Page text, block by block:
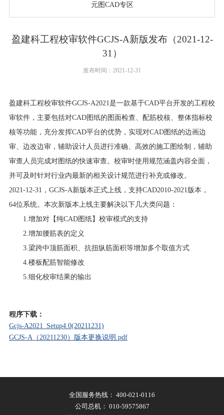
元图CAD专区
盈建科工程校审软件GCJS-A新版发布（2021-12-
31）
发布时间：2021-12-31
盈建科工程校审软件GCJS-A2021是一款基于CAD平台开发的工程校
审软件，主要包括对CAD图纸的图面检查、配筋校核、整体指标校
核等功能，充分发挥CAD平台的优势，实现对CAD图纸的边画边
审、边改边审，辅助设计人员进行准确、高效的施工图绘制，辅助
审查人员完成对图纸的快速审查。校审时使用规范涵盖内容全面，
并可及时针对行业内最新的相关设计规范进行补充或修改。
2021-12-31，GCJS-A新版本正式上线，支持CAD2010-2021版本，
64位系统。本次新版本上线主要解决以下几大类问题：
1.增加对【纯CAD图纸】校审模式的支持
2.增加腰筋表的定义
3.梁跨中顶筋面积、抗扭纵筋面积等增加多个取值方式
4.楼板配筋智能修改
5.细化校审结果的输出
程序下载：
Gcjs-A2021_Setup4.0(20211231)
GCJS-A（20211230）版本更换说明.pdf
全国服务热线： 400-021-0116
公司总机： 010-59575867